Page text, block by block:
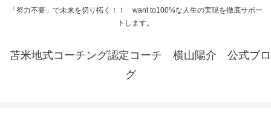
「努力不要」で未来を切り拓く！！ want to100%な人生の実現を徹底サポー
トします。
苫米地式コーチング認定コーチ 横山陽介 公式ブロ
グ